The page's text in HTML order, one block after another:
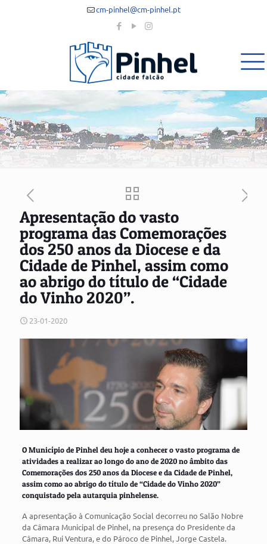
cm-pinhel@cm-pinhel.pt
Apresentação do vasto
programa das Comemorações
dos 250 anos da Diocese e da
Cidade de Pinhel, assim como
ao abrigo do título de “Cidade
do Vinho 2020”.
23-01-2020
O Município de Pinhel deu hoje a conhecer o vasto programa de
atividades a realizar ao longo do ano de 2020 no âmbito das
Comemorações dos 250 anos da Diocese e da Cidade de Pinhel,
assim como ao abrigo do título de “Cidade do Vinho 2020”
conquistado pela autarquia pinhelense.
A apresentação à Comunicação Social decorreu no Salão Nobre
da Câmara Municipal de Pinhel, na presença do Presidente da
Câmara, Rui Ventura, e do Pároco de Pinhel, Jorge Castela.